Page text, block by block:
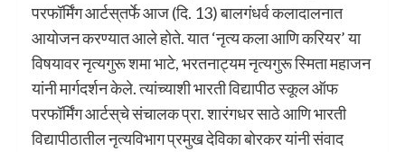
परफॉर्मिंग आर्टस्‌‍तर्फे आज (दि. 13) बालगंधर्व कलादालनात
आयोजन करण्यात आले होते. यात ‌‘नृत्य कला आणि करियर‌’ या
विषयावर नृत्यगुरू शमा भाटे, भरतनाट्यम नृत्यगुरू स्मिता महाजन
यांनी मार्गदर्शन केले. त्यांच्याशी भारती विद्यापीठ स्कूल ऑफ
परफॉर्मिंग आर्टस्‌‍चे संचालक प्रा. शारंगधर साठे आणि भारती
विद्यापीठातील नृत्यविभाग प्रमुख देविका बोरकर यांनी संवाद